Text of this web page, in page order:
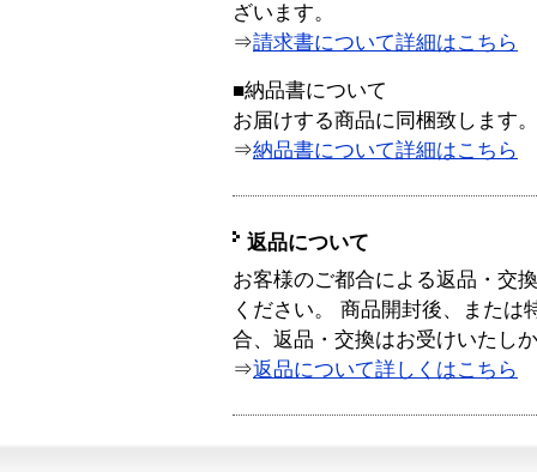
ざいます。
⇒請求書について詳細はこちら
■納品書について
お届けする商品に同梱致します。
⇒納品書について詳細はこちら
返品について
お客様のご都合による返品・交
ください。 商品開封後、または
合、返品・交換はお受けいたし
⇒返品について詳しくはこちら